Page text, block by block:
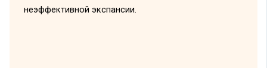
неэффективной экспансии.